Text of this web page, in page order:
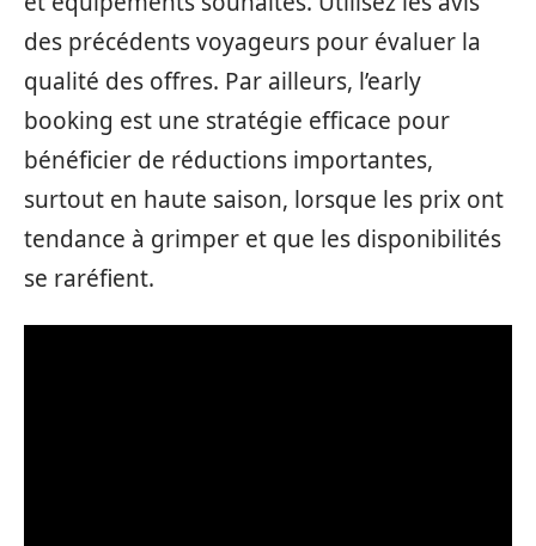
des précédents voyageurs pour évaluer la
qualité des offres. Par ailleurs, l’early
booking est une stratégie efficace pour
bénéficier de réductions importantes,
surtout en haute saison, lorsque les prix ont
tendance à grimper et que les disponibilités
se raréfient.